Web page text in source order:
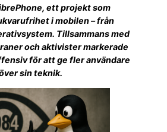
ett projekt som
i mobilen – från
Tillsammans med
och aktivister markerade
för att ge fler användare
sin teknik.